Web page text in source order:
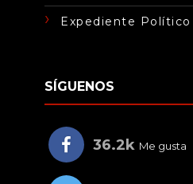
Expediente Político
SÍGUENOS
36.2k Me gusta